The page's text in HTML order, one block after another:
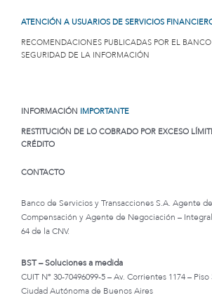
ATENCIÓN A USUARIOS DE SERVICIOS
RECOMENDACIONES PUBLICADAS POR EL
SEGURIDAD DE LA INFORMACIÓN
INFORMACIÓN IMPORTANTE
RESTITUCIÓN DE LO COBRADO POR EXCESO
CRÉDITO
CONTACTO
Banco de Servicios y Transacciones S.A. Agente
Compensación y Agente de Negociación –
64 de la CNV.
BST – Soluciones a medida
CUIT Nº 30-70496099-5 – Av. Corrientes 1174 – Piso
Ciudad Autónoma de Buenos Aires